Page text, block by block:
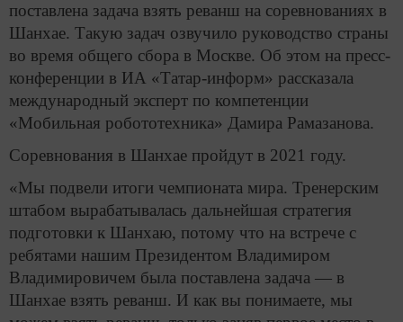
поставлена задача взять реванш на соревнованиях в
Шанхае. Такую задач озвучило руководство страны
во время общего сбора в Москве. Об этом на пресс-
конференции в ИА «Татар-информ» рассказала
международный эксперт по компетенции
«Мобильная робототехника» Дамира Рамазанова.
Соревнования в Шанхае пройдут в 2021 году.
«Мы подвели итоги чемпионата мира. Тренерским
штабом вырабатывалась дальнейшая стратегия
подготовки к Шанхаю, потому что на встрече с
ребятами нашим Президентом Владимиром
Владимировичем была поставлена задача — в
Шанхае взять реванш. И как вы понимаете, мы